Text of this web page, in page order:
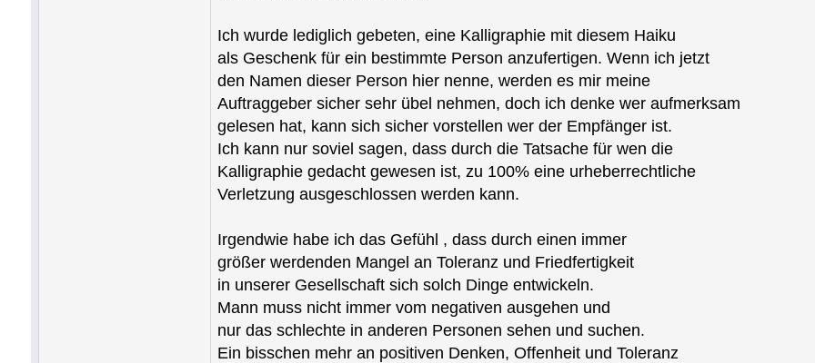
Ich wurde lediglich gebeten, eine Kalligraphie mit diesem Haiku
als Geschenk für ein bestimmte Person anzufertigen. Wenn ich jetzt
den Namen dieser Person hier nenne, werden es mir meine
Auftraggeber sicher sehr übel nehmen, doch ich denke wer aufmerksam
gelesen hat, kann sich sicher vorstellen wer der Empfänger ist.
Ich kann nur soviel sagen, dass durch die Tatsache für wen die
Kalligraphie gedacht gewesen ist, zu 100% eine urheberrechtliche
Verletzung ausgeschlossen werden kann.
Irgendwie habe ich das Gefühl , dass durch einen immer
größer werdenden Mangel an Toleranz und Friedfertigkeit
in unserer Gesellschaft sich solch Dinge entwickeln.
Mann muss nicht immer vom negativen ausgehen und
nur das schlechte in anderen Personen sehen und suchen.
Ein bisschen mehr an positiven Denken, Offenheit und Toleranz